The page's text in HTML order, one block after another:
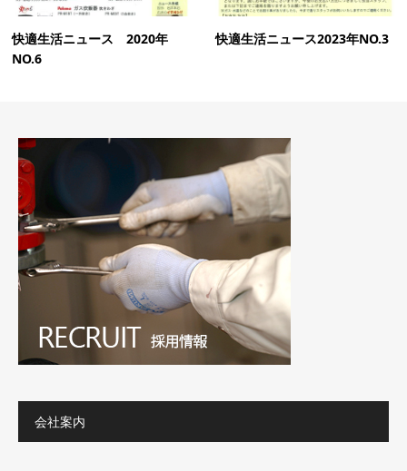
快適生活ニュース 2020年
NO.6
快適生活ニュース2023年NO.3
会社案内